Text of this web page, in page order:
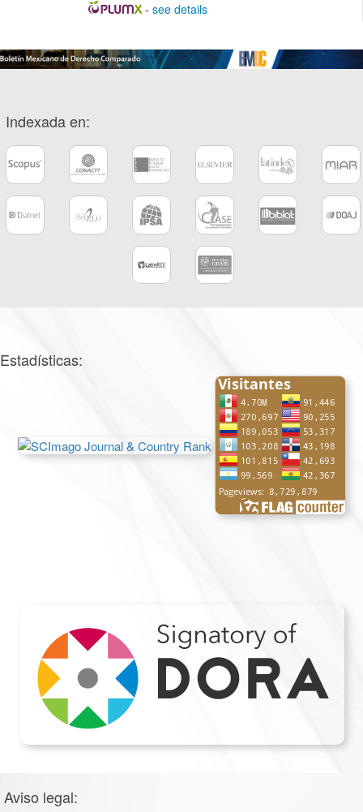
- see details
Indexada en:
Estadísticas:
Aviso legal: